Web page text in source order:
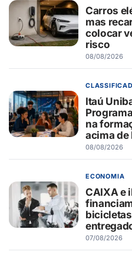
Carros
mas
colocar
risco
08/08/2026
Itaú
na
acima de
08/08/2026
ECONOMIA
CAIXA e
07/08/2026